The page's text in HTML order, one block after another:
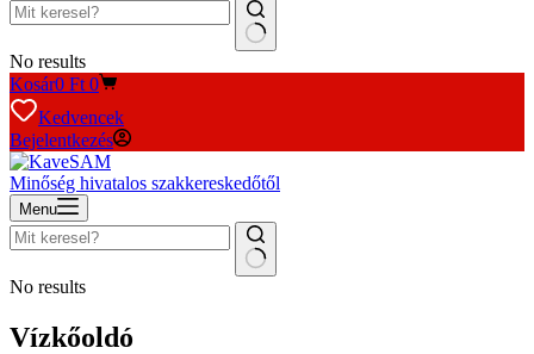
No results
Kosár0 Ft 0
Kedvencek
Bejelentkezés
Minőség hivatalos szakkereskedőtől
Menu
No results
Vízkőoldó